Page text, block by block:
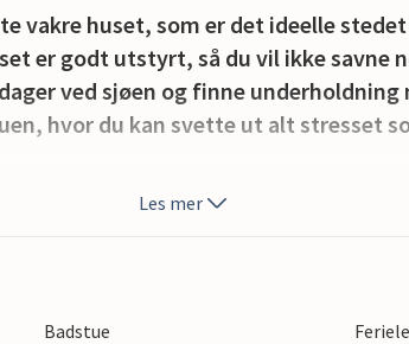
vakre huset, som er det ideelle stedet
er godt utstyrt, så du vil ikke savne
ved sjøen og finne underholdning
hvor du kan svette ut alt stresset
eller feriemåltidene dine på den
det gøy på den asfalterte
mellom Nordsjøen og fjorden, gir
Les mer
Badstue